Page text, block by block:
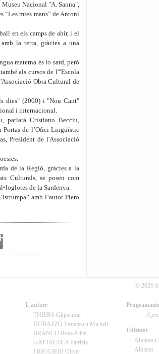
Nacional "A. Sanna",
“Les mies mans” de Antoni
en els camps de ahir, i el
la terra, gràcies a una
materna és lo sard, però
als cursos de l'"Escola
Obra Cultural de
dies" (2000) i "Nou Cant"
i internacional.
parlarà Cristiano Becciu,
Portas de l’Ofici Lingüístic
President de l'Associació
de la Regió, gràcies a la
Culturals, se posen com
de la Sardenya.
amb l’autor Piero
© 2026
L'autore
THIERS Ghjacumu
DURAZZO Francescu Micheli
BRANCO Rosa Alice
GATTACECA Patrizia
FRIGGIERI Oliver
A
Edizioni
Albiana-
Albiana